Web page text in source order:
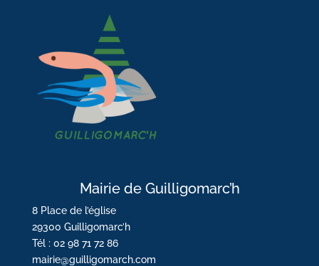
Mairie de Guilligomarc’h
8 Place de l’église
29300 Guilligomarc’h
Tél : 02 98 71 72 86
mairie@guilligomarch.com